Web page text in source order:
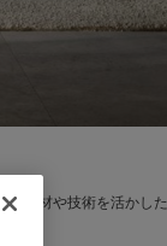
、素材や技術を活か